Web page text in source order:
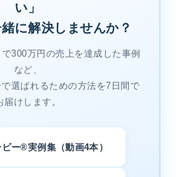
い」
に解決しませんか？
300万円の売上を達成した事例
など、
選ばれるための方法を7日間で
届けします。
ー®実例集（動画4本）